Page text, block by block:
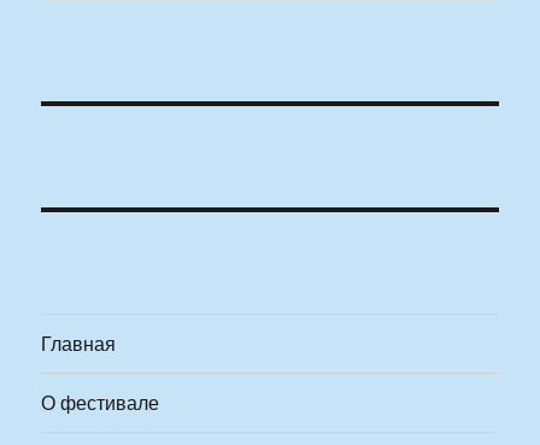
Главная
О фестивале